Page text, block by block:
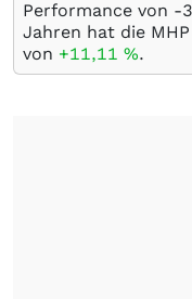
Performance von -
Jahren hat die
von +11,11 %.